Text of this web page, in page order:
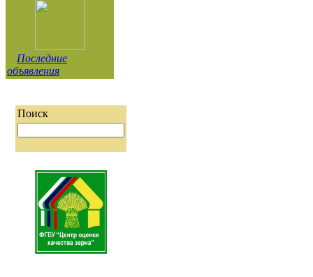
Последние
объявления
Поиск